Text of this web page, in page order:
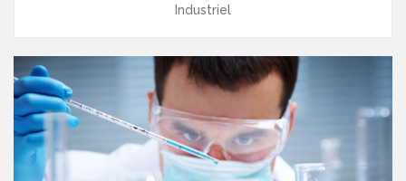
Industriel